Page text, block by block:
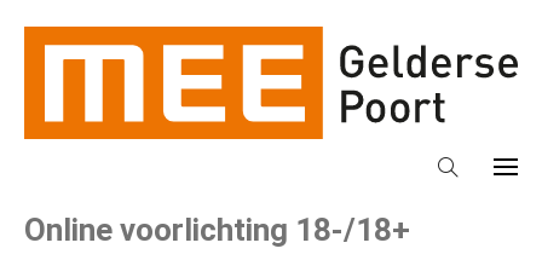
Online voorlichting 18-/18+